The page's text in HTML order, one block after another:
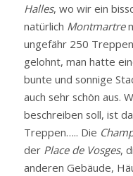
Halles, wo wir ein
natürlich Montmartre
ungefähr 250
gelohnt, man hatte
bunte und sonnige
auch sehr schön aus.
beschreiben soll, ist
Treppen….. Die
der Place de Vosges,
anderen Gebäude,